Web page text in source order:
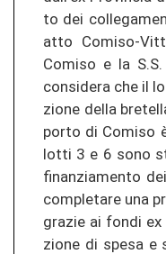
to dei
at­to Comiso-​
Co­mi­so e la
con­si­de­ra che il
zio­ne della
por­to di Co­mi­so
lotti 3 e 6 sono
fi­nan­zia­men­to
com­ple­ta­re una
gra­zie ai fondi
zio­ne di spesa